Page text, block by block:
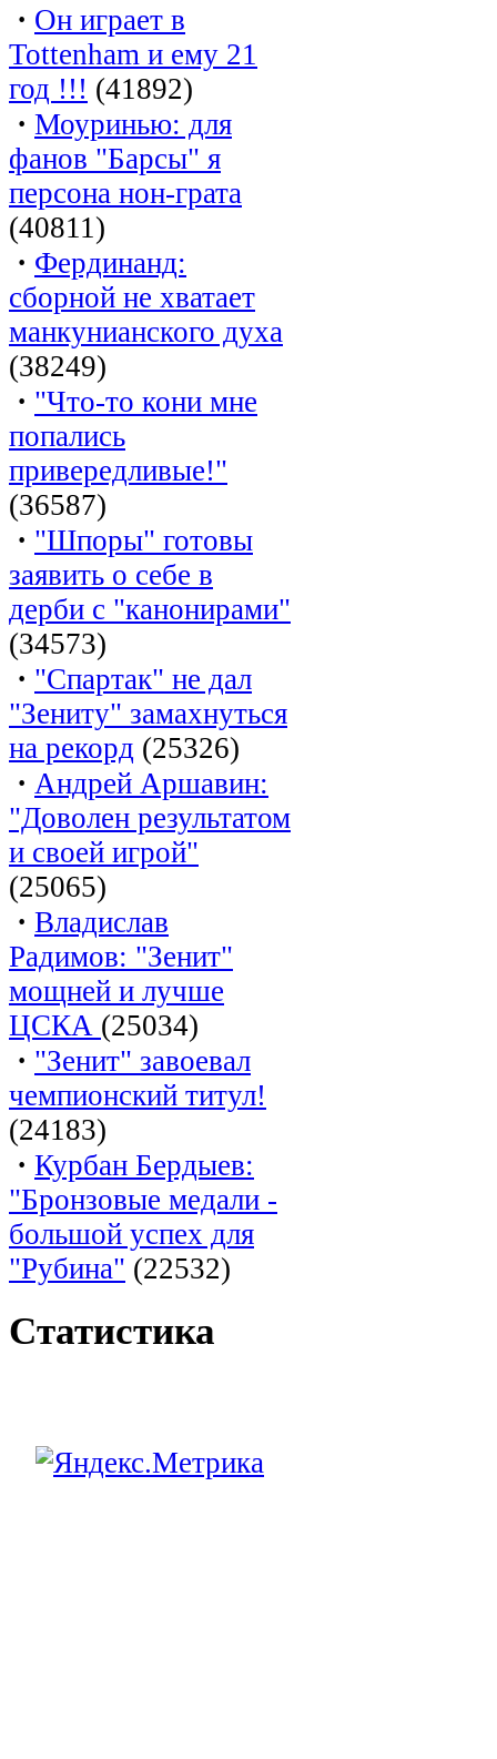
· Он играет в
Tottenham и ему 21
год !!! (41892)
· Моуринью: для
фанов "Барсы" я
персона нон-грата
(40811)
· Фердинанд:
сборной не хватает
манкунианского духа
(38249)
· "Что-то кони мне
попались
привередливые!"
(36587)
· "Шпоры" готовы
заявить о себе в
дерби с "канонирами"
(34573)
· "Спартак" не дал
"Зениту" замахнуться
на рекорд (25326)
· Андрей Аршавин:
"Доволен результатом
и своей игрой"
(25065)
· Владислав
Радимов: "Зенит"
мощней и лучше
ЦСКА (25034)
· "Зенит" завоевал
чемпионский титул!
(24183)
· Курбан Бердыев:
"Бронзовые медали -
большой успех для
"Рубина" (22532)
Статистика